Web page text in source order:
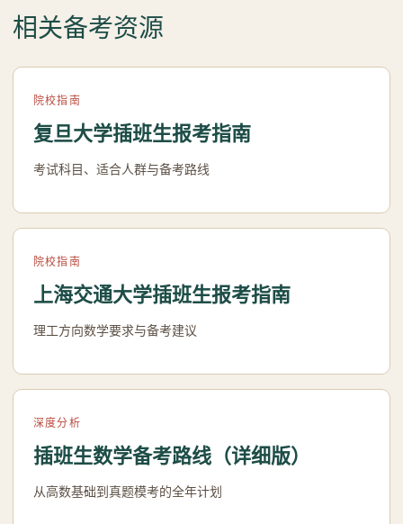
相关备考资源
院校指南
复旦大学插班生报考指南
考试科目、适合人群与备考路线
院校指南
上海交通大学插班生报考指南
理工方向数学要求与备考建议
深度分析
插班生数学备考路线（详细版）
从高数基础到真题模考的全年计划